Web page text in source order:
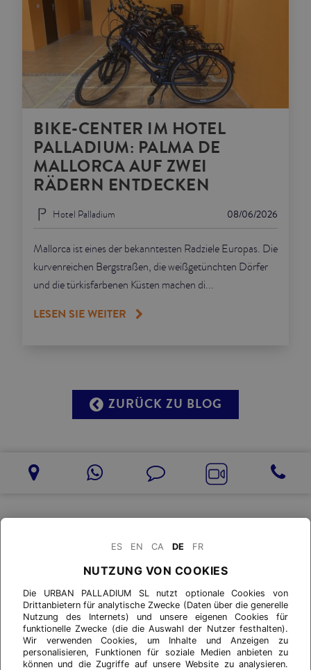
BIKE-CENTER IM HOTEL
PALLADIUM: PALMA DE
MALLORCA AUF ZWEI
RÄDERN ENTDECKEN
08/06/2026
Hotel Palladium
Mallorca ist eines der bekanntesten Radziele Europas. Die
kurvenreichen Bergstraßen, die weißgetünchten Dörfer
und die türkisfarbenen Küsten machen di...
LESEN SIE WEITER
ZURÜCK ZU BLOG
ES EN CA DE FR
NUTZUNG VON COOKIES
Die URBAN PALLADIUM SL nutzt optionale Cookies von
Drittanbietern für analytische Zwecke (Daten über die generelle
Nutzung des Internets) und unsere eigenen Cookies für
funktionelle Zwecke (die die Auswahl der Nutzer festhalten).
Wir verwenden Cookies, um Inhalte und Anzeigen zu
personalisieren, Funktionen für soziale Medien anbieten zu
können und die Zugriffe auf unsere Website zu analysieren.